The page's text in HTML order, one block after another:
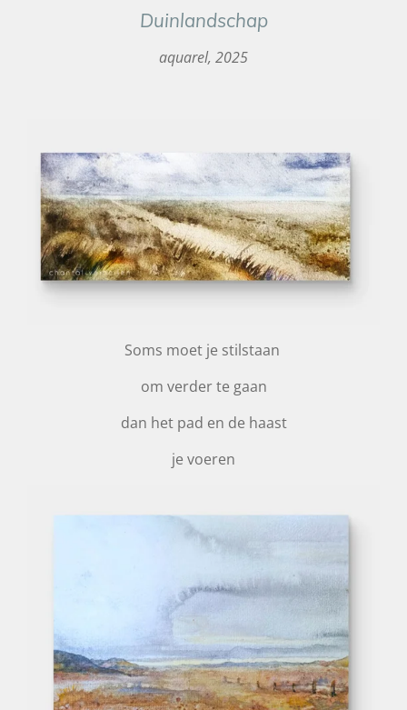
Duinlandschap
aquarel, 2025
Soms moet je stilstaan
om verder te gaan
dan het pad en de haast
je voeren